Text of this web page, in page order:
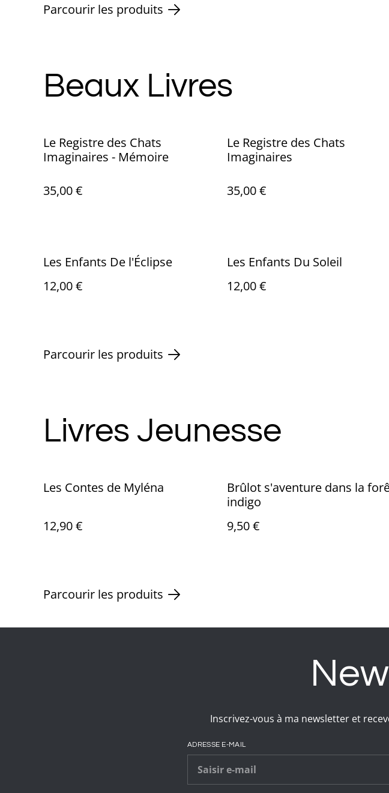
Parcourir les produits
Beaux Livres
Le Registre des Chats
Imaginaires - Mémoire
35,00 €
Le Registre des Chats
Imaginaires
35,00 €
Les Enfants De l'Éclipse
12,00 €
Les Enfants Du Soleil
12,00 €
Parcourir les produits
Livres Jeunesse
Les Contes de Myléna
12,90 €
Brûlot s'aventure dans la
indigo
9,50 €
Parcourir les produits
Inscrivez-vous à ma newsletter et
ADRESSE E-MAIL